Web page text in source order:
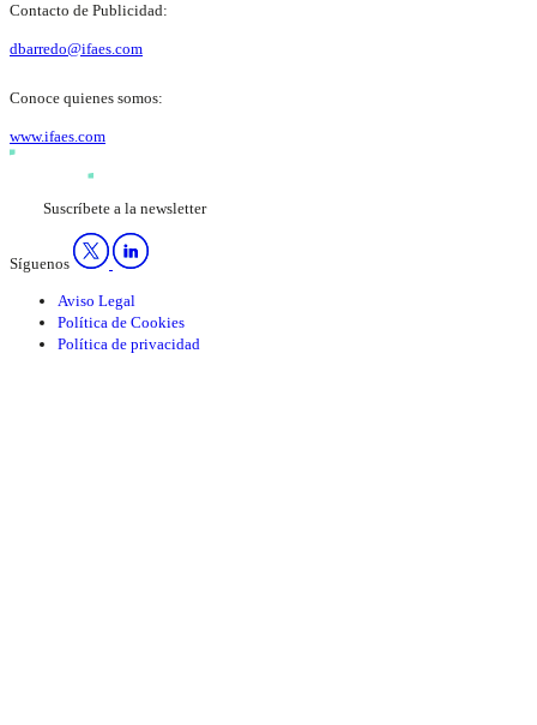
Contacto de Publicidad:
dbarredo@ifaes.com
Conoce quienes somos:
www.ifaes.com
Suscríbete a la newsletter
Síguenos
Aviso Legal
Política de Cookies
Política de privacidad